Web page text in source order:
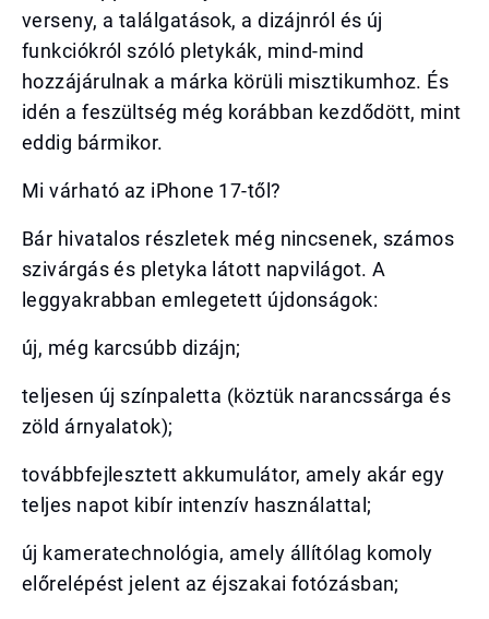
verseny, a találgatások, a dizájnról és új
funkciókról szóló pletykák, mind-mind
hozzájárulnak a márka körüli misztikumhoz. És
idén a feszültség még korábban kezdődött, mint
eddig bármikor.
Mi várható az iPhone 17-től?
Bár hivatalos részletek még nincsenek, számos
szivárgás és pletyka látott napvilágot. A
leggyakrabban emlegetett újdonságok:
új, még karcsúbb dizájn;
teljesen új színpaletta (köztük narancssárga és
zöld árnyalatok);
továbbfejlesztett akkumulátor, amely akár egy
teljes napot kibír intenzív használattal;
új kameratechnológia, amely állítólag komoly
előrelépést jelent az éjszakai fotózásban;